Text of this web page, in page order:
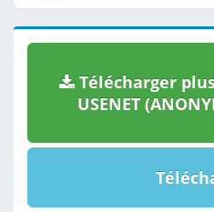
Télécharger
USENET